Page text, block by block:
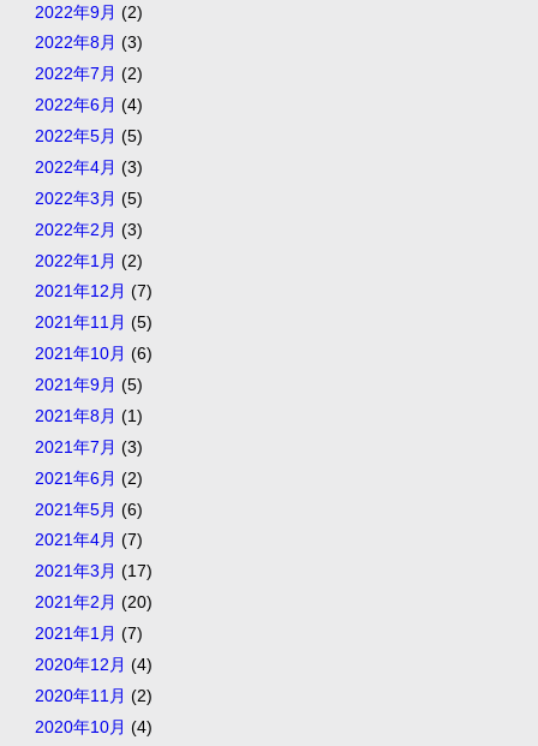
2022年9月 (2)
2022年8月 (3)
2022年7月 (2)
2022年6月 (4)
2022年5月 (5)
2022年4月 (3)
2022年3月 (5)
2022年2月 (3)
2022年1月 (2)
2021年12月 (7)
2021年11月 (5)
2021年10月 (6)
2021年9月 (5)
2021年8月 (1)
2021年7月 (3)
2021年6月 (2)
2021年5月 (6)
2021年4月 (7)
2021年3月 (17)
2021年2月 (20)
2021年1月 (7)
2020年12月 (4)
2020年11月 (2)
2020年10月 (4)